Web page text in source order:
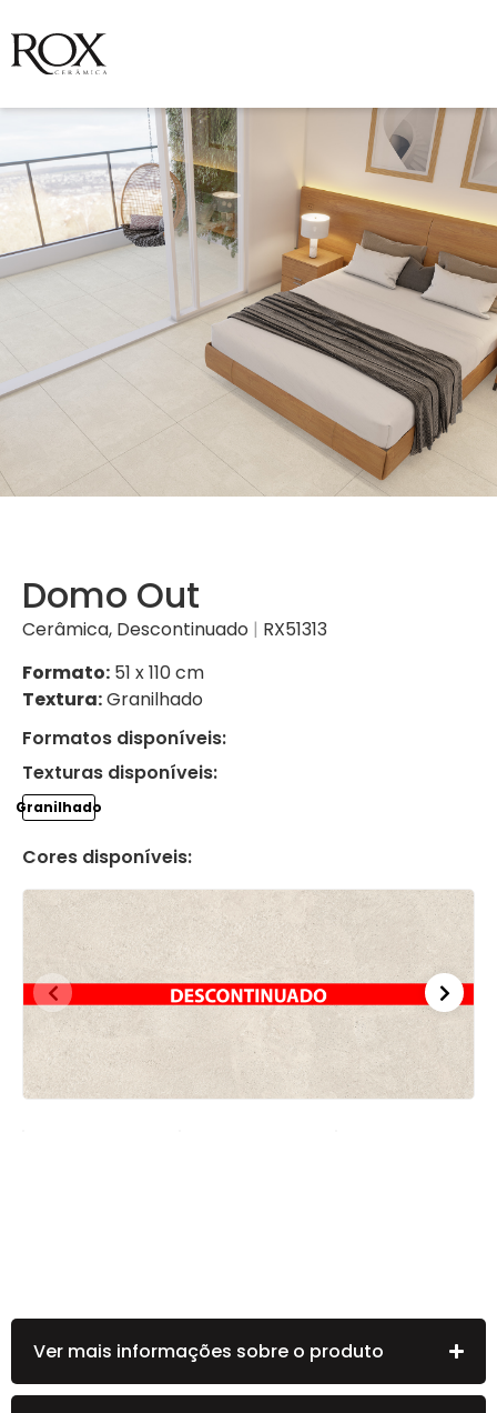
Domo Out
Cerâmica, Descontinuado | RX51313
Formato: 51 x 110 cm
Textura:Granilhado
Formatos disponíveis:
Texturas disponíveis:
Granilhado
Cores disponíveis:
Ver mais informações sobre o produto